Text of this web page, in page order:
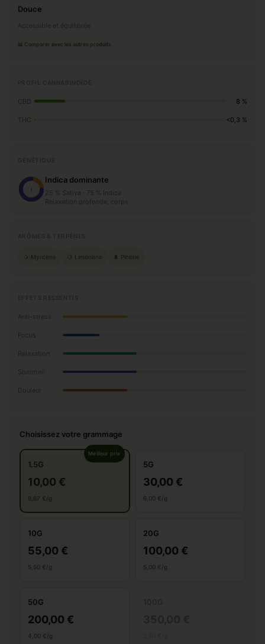
Douce
Accessible et équilibrée
📊 Comparer avec les autres produits
CBD 8 %
THC <0,3 %
I
Indica dominante
25 % Sativa · 75 % Indica
Relaxation profonde, corps
🥭 Myrcène 🍋 Limonène 🌲 Pinène
Anti-stress
Focus
Relaxation
Sommeil
Douleur
Choisissez votre grammage
Meilleur prix
1.5G
10,00 €
6,67 €/g
5G
30,00 €
6,00 €/g
10G
55,00 €
5,50 €/g
20G
100,00 €
5,00 €/g
50G
200,00 €
4,00 €/g